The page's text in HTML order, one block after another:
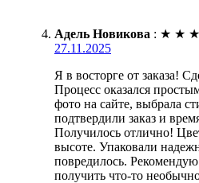
Адель Новикова : ★ ★ ★
27.11.2025
Я в восторге от заказа!
Процесс оказался
фото на сайте, выбрала
подтвердили заказ и
Получилось отлично!
высоте. Упаковали
повредилось.
получить что-то